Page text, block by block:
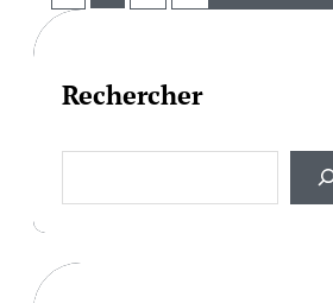
Rechercher
a
h